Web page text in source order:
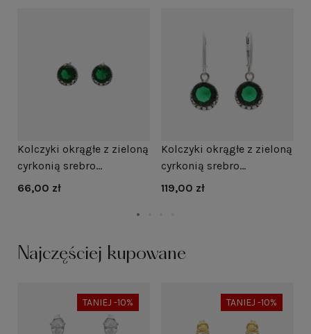
Kolczyki okrągłe z zieloną
cyrkonią srebro
oksydowane
66,00 zł
Kolczyki okrągłe z zieloną
cyrkonią srebro
oksydowane
119,00 zł
Najczęściej kupowane
TANIEJ -10% TANIEJ -10%